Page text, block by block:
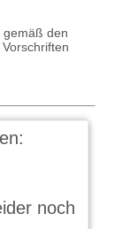
gemäß den
noch